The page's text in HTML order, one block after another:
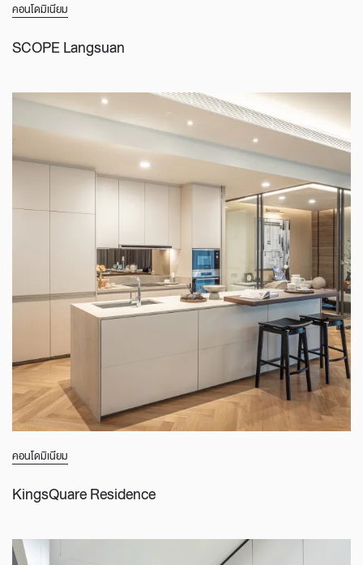
คอนโดมิเนียม
SCOPE Langsuan
คอนโดมิเนียม
KingsQuare Residence